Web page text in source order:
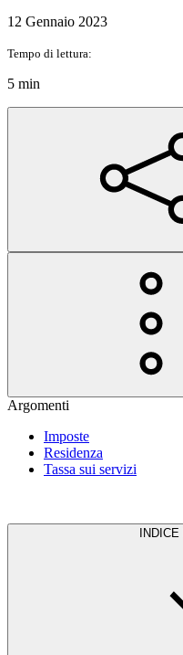
12 Gennaio 2023
Tempo di lettura:
5 min
Argomenti
Imposte
Residenza
Tassa sui servizi